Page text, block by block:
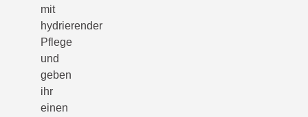
mit
hydrierender
Pflege
und
geben
ihr
einen